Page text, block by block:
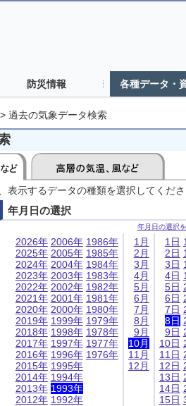
防災情報 各種データ・
> 過去の気象データ検索
表示するデータの種類を選択してくだ
年月日の選択
年月日の選択
2026年
2025年
2024年
2023年
2022年
2021年
2020年
2019年
2018年
2017年
2016年
2015年
2014年
2013年
2012年
2006年
2005年
2004年
2003年
2002年
2001年
2000年
1999年
1998年
1997年
1996年
1995年
1994年
1993年
1992年
1986年
1985年
1984年
1983年
1982年
1981年
1980年
1979年
1978年
1977年
1976年
1月
2月
3月
4月
5月
6月
7月
8月
9月
10月
11月
12月
1日
2日
3日
4日
5日
6日
7日
8日
9日
10日
11日
12日
13日
14日
15日